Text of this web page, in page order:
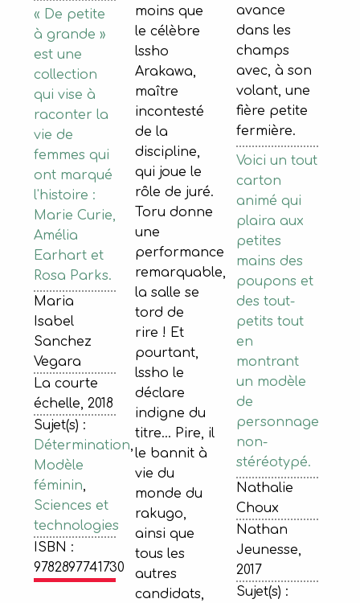
« De petite
à grande »
est une
collection
qui vise à
raconter la
vie de
femmes qui
ont marqué
l'histoire :
Marie Curie,
Amélia
Earhart et
Rosa Parks.
Maria
Isabel
Sanchez
Vegara
La courte
échelle, 2018
Sujet(s) :
Détermination,
Modèle
féminin,
Sciences et
technologies
ISBN :
9782897741730
moins que
le célèbre
lssho
Arakawa,
maître
incontesté
de la
discipline,
qui joue le
rôle de juré.
Toru donne
une
performance
remarquable,
la salle se
tord de
rire ! Et
pourtant,
lssho le
déclare
indigne du
titre... Pire, il
le bannit à
vie du
monde du
rakugo,
ainsi que
tous les
autres
candidats,
avance
dans les
champs
avec, à son
volant, une
fière petite
fermière.
Voici un tout
carton
animé qui
plaira aux
petites
mains des
poupons et
des tout-
petits tout
en
montrant
un modèle
de
personnage
non-
stéréotypé.
Nathalie
Choux
Nathan
Jeunesse,
2017
Sujet(s) :